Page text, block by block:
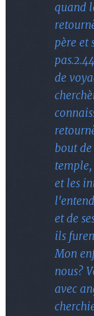
quand
père et
de
bout
temple,
et les
et de
ils
Mon
nous?
avec